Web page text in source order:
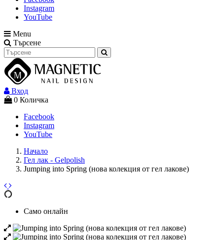
Instagram
YouTube
Menu
Търсене
Вход
0 Количка
Facebook
Instagram
YouTube
Начало
Гел лак - Gelpolish
Jumping into Spring (нова колекция от гел лакове)
Само онлайн